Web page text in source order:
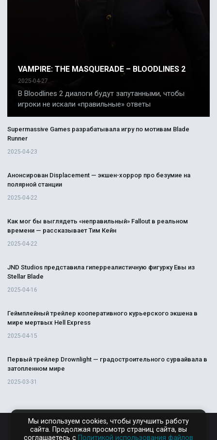
VAMPIRE: THE MASQUERADE – BLOODLINES 2
2025-04-27
В Bloodlines 2 диалоги будут запутанными, чтобы
игроки не искали «правильные» ответы
Supermassive Games разрабатывала игру по мотивам Blade
Runner
2025-04-23
Анонсирован Displacement — экшен-хоррор про безумие на
полярной станции
2025-04-22
Как мог бы выглядеть «неправильный» Fallout в реальном
времени — рассказывает Тим Кейн
2025-04-22
JND Studios представила гиперреалистичную фигурку Евы из
Stellar Blade
2025-04-16
Геймплейный трейлер кооперативного курьерского экшена в
мире мертвых Hell Express
2025-04-15
Первый трейлер Drownlight — градостроительного сурвайвала в
затопленном мире
2025-03-31
Мы используем cookies, чтобы улучшить работу
сайта. Продолжая просмотр страниц сайта, вы
соглашаетесь с Политикой использования файлов